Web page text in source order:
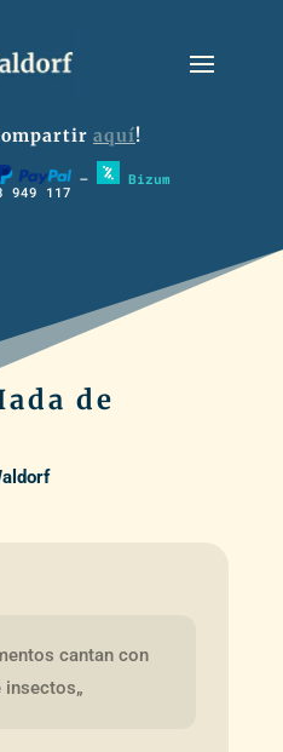
aquí!
– Bizum
949 117
de
cantan con
insectos„